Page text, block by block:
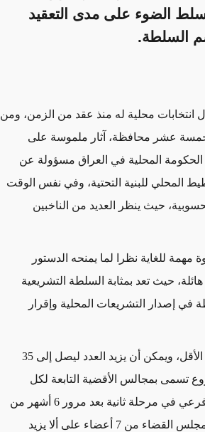
الضوء على مدى التعقيد
السلطة.
2023، أجري العراق أول انتخابات محلية له منذ عقد من الزمن، ومن
خمسة عشر محافظة، آثار ملموسة على
المحلية في العراق مسؤولة عن
المحلي للبنية التحتية، وفي نفس الوقت
حيث ينظر العديد من الناخبين
مهمة للغاية نظرا لما يمنحه الدستور
هائلة، حيث تعد بمثابة السلطة التشريعية
في إصدار التشريعات المحلية وإقرار
يتكون مجلس المحافظة الواحد من 10 أعضاء على الأقل، ويمكن أن يزيد العدد ليصل إلى 35
تسمى بمجالس الأقضية التابعة لكل
محافظة، وتجرى انتخابات مجالس الأقضية بشكل فرعي في مرحلة ثانية بعد مرور 6 أشهر من
تاريخ إجراء انتخابات مجالس المحافظات، ويتكون مجلس القضاء من 7 أعضاء على ألا يزيد